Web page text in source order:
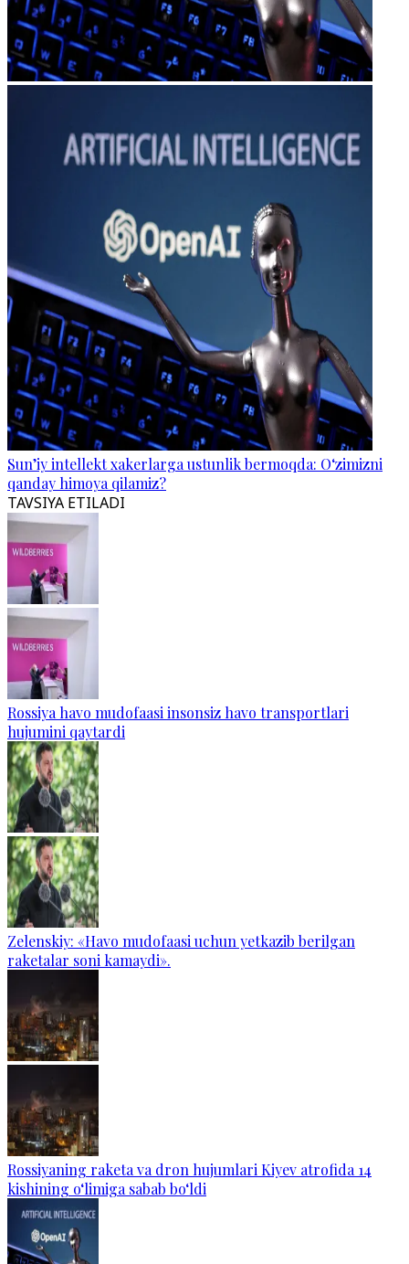
Sun’iy intellekt xakerlarga ustunlik bermoqda: O‘zimizni
qanday himoya qilamiz?
TAVSIYA ETILADI
Rossiya havo mudofaasi insonsiz havo transportlari
hujumini qaytardi
Zelenskiy: «Havo mudofaasi uchun yetkazib berilgan
raketalar soni kamaydi».
Rossiyaning raketa va dron hujumlari Kiyev atrofida 14
kishining o‘limiga sabab bo‘ldi